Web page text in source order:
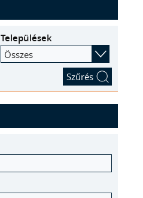
Települések
Összes